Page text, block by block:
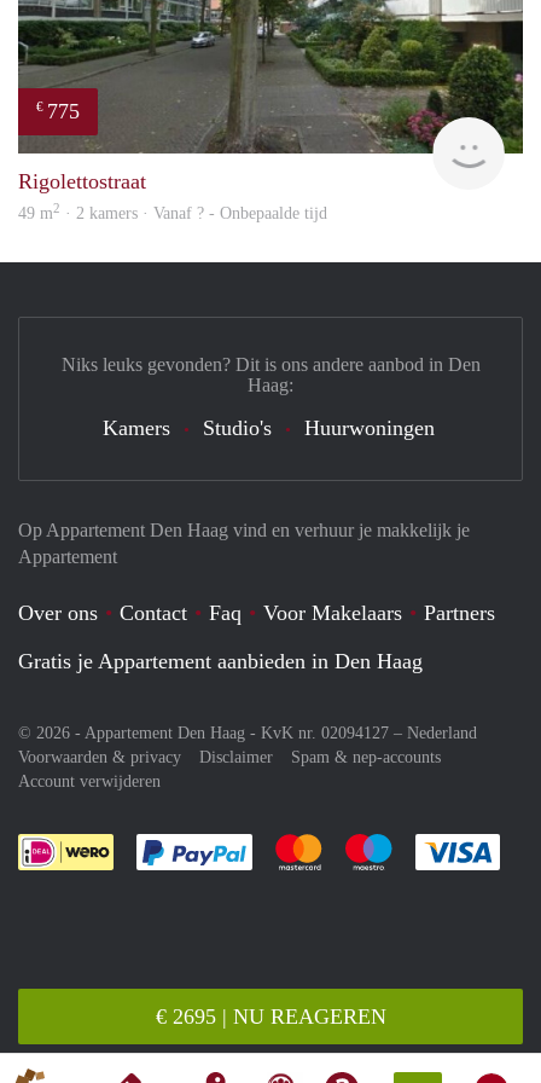
€ 2695 | NU REAGEREN
€ 775
rent
Rigolettostraat
49 m2 · 2 kamers · Vanaf ? - Onbepaalde tijd
Op Appartement Den Haag vind en verhuur je makkelijk je
Appartement
Over ons Contact Faq Voor Makelaars
Partners
Gratis je Appartement aanbieden in Den Haag
© 2026 - Appartement Den Haag - KvK nr. 02094127 – Nederland
Voorwaarden & privacy
Disclaimer
Spam & nep-accounts
Account verwijderen
Je rekent gemakkelijk af met Paypal
Je rekent gemakkelijk af met
Je rekent
Niks leuks gevonden? Dit is ons andere aanbod in Den
Haag:
Kamers Studio's Huurwoningen